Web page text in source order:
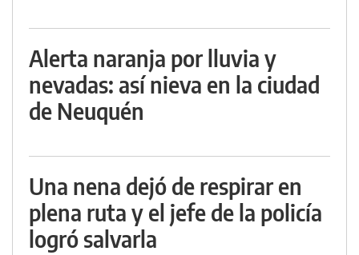
Alerta naranja por lluvia y
nevadas: así nieva en la ciudad
de Neuquén
Una nena dejó de respirar en
plena ruta y el jefe de la policía
logró salvarla